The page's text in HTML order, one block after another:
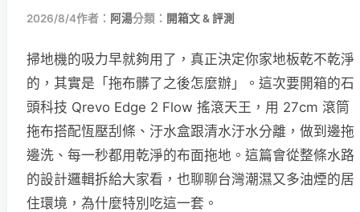
2026/8/4作者： 阿湯分類： 開箱文 & 評測
掃地機的吸力早就夠用了，真正決定你家地板乾不乾淨
的，其實是「拖布髒了之後怎麼辦」。這次要開箱的石
頭科技 Qrevo Edge 2 Flow 搖滾天王，用 27cm 滾筒
拖布搭配恆壓刮條、汙水盒跟清水汙水分離，做到邊拖
邊洗、每一秒都用乾淨的布面拖地。這篇會從整條水路
的設計邏輯拆給大家看，也聊聊台灣潮濕又多油煙的居
住環境，為什麼特別吃這一套。